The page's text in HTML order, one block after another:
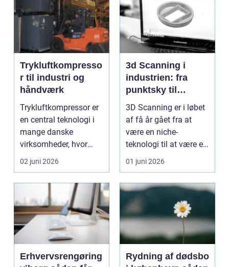
Trykluftkompresso
r til industri og
håndværk
Trykluftkompressor er
en central teknologi i
mange danske
virksomheder, hvor
stabil forsyning af try...
02 juni 2026
3d Scanning i
industrien: fra
punktsky til
præcist
projektgrundlag
3D Scanning er i løbet
af få år gået fra at
være en niche-
teknologi til at være et
helt almindeligt ...
01 juni 2026
Erhvervsrengøring
Rydning af dødsbo